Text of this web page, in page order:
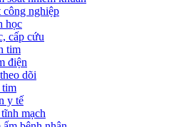
công nghiệp
học
cấp cứu
tim
điện
dõi
tim
y tế
mạch